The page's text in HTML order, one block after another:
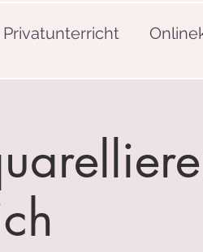
Privatunterricht